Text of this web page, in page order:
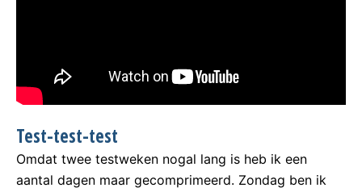
Test-test-test
Omdat twee testweken nogal lang is heb ik een
aantal dagen maar gecomprimeerd. Zondag ben ik